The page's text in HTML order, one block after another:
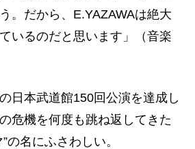
。だから、E.YAZAWAは絶大
いるのだと思います」（音楽
日本武道館150回公演を達成し
危機を何度も跳ね返してきた
の名にふさわしい。